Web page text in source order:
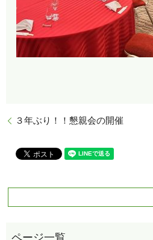
３年ぶり！！懇親会の開催